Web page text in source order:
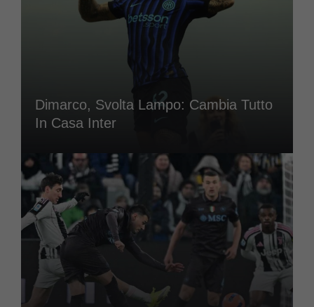
Dimarco, Svolta Lampo: Cambia Tutto
In Casa Inter